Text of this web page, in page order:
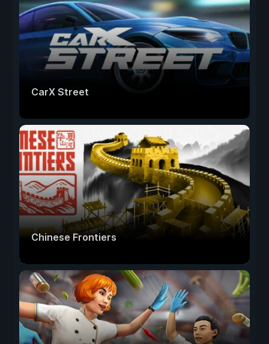
CarX Street
Chinese Frontiers